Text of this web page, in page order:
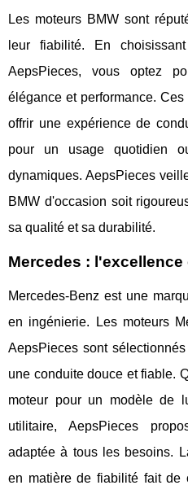
Les moteurs BMW sont
leur fiabilité. En
AepsPieces, vous optez
élégance et performance.
offrir une expérience de
pour un usage quotidien
dynamiques. AepsPieces
BMW d'occasion soit
sa qualité et sa durabilité.
Mercedes : l'excellence
Mercedes-Benz est une
en ingénierie. Les moteurs
AepsPieces sont
une conduite douce et fiable.
moteur pour un modèle de
utilitaire, AepsPieces
adaptée à tous les besoins.
en matière de fiabilité fait de